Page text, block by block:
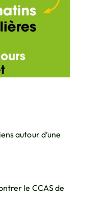
autour d’une
le CCAS de